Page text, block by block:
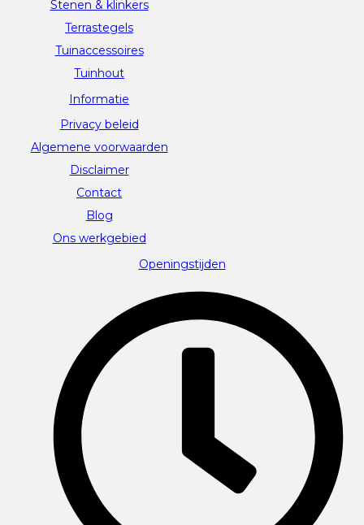
Stenen & klinkers
Terrastegels
Tuinaccessoires
Tuinhout
Informatie
Privacy beleid
Algemene voorwaarden
Disclaimer
Contact
Blog
Ons werkgebied
Openingstijden